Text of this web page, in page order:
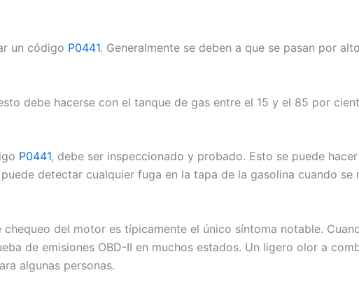
un código P0441. Generalmente se deben a que se pasan por
debe hacerse con el tanque de gas entre el 15 y el 85 por
P0441, debe ser inspeccionado y probado. Esto se puede
detectar cualquier fuga en la tapa de la gasolina cuando se
del motor es típicamente el único síntoma notable.
de emisiones OBD-II en muchos estados. Un ligero olor a
algunas personas.